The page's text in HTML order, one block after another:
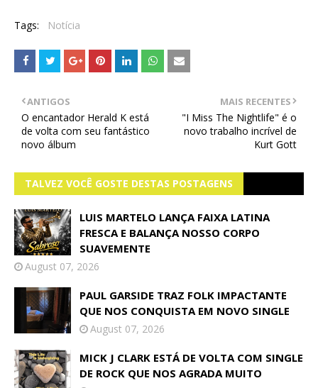
Tags: Notícia
MAIS RECENTES
"I Miss The Nightlife" é o
novo trabalho incrível de
Kurt Gott
ANTIGOS
O encantador Herald K está
de volta com seu fantástico
novo álbum
TALVEZ VOCÊ GOSTE DESTAS POSTAGENS
LUIS MARTELO LANÇA FAIXA LATINA
FRESCA E BALANÇA NOSSO CORPO
SUAVEMENTE
August 07, 2026
PAUL GARSIDE TRAZ FOLK IMPACTANTE
QUE NOS CONQUISTA EM NOVO SINGLE
August 07, 2026
MICK J CLARK ESTÁ DE VOLTA COM SINGLE
DE ROCK QUE NOS AGRADA MUITO